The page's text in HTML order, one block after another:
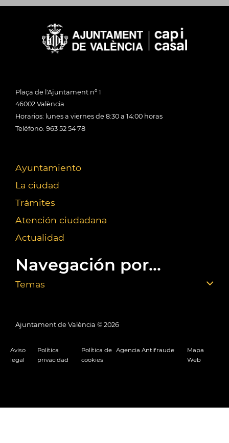
Plaça de l'Ajuntament nº 1
46002 València
Horarios: lunes a viernes de 8:30 a 14:00 horas
Teléfono: 963 52 54 78
Ayuntamiento
La ciudad
Trámites
Atención ciudadana
Actualidad
Navegación por...
Temas
Ajuntament de València © 2026
Aviso
legal
Política
privacidad
Política de
cookies
Agencia Antifraude
Mapa
Web